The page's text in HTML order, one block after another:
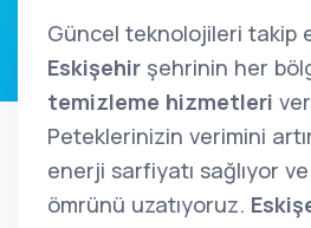
Güncel teknolojileri takip
Eskişehir şehrinin her
temizleme hizmetleri
Peteklerinizin verimini
enerji sarfiyatı sağlıyor
ömrünü uzatıyoruz.